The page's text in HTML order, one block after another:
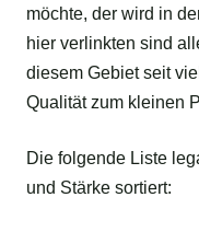
möchte, der wird in
hier verlinkten sind
diesem Gebiet seit
Qualität zum kleinen
Die folgende Liste
und Stärke sortiert: